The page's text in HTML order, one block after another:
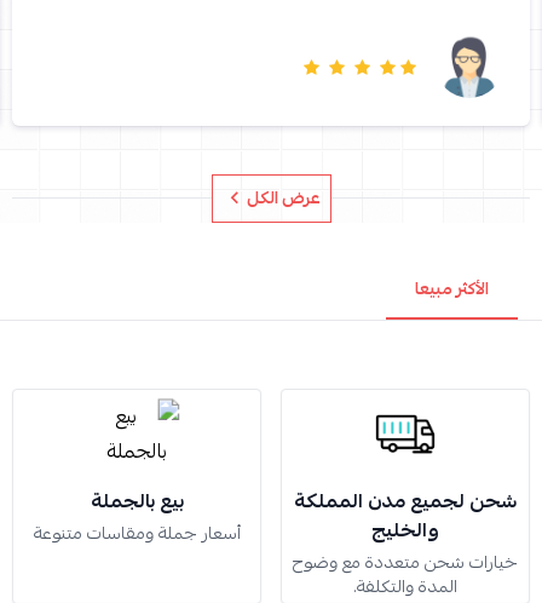
عرض الكل
الأكثر مبيعا
شحن لجميع مدن المملكة
والخليج
خيارات شحن متعددة مع وضوح
المدة والتكلفة.
بيع بالجملة
أسعار جملة ومقاسات متنوعة